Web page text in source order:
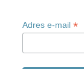
Adres e-mail*